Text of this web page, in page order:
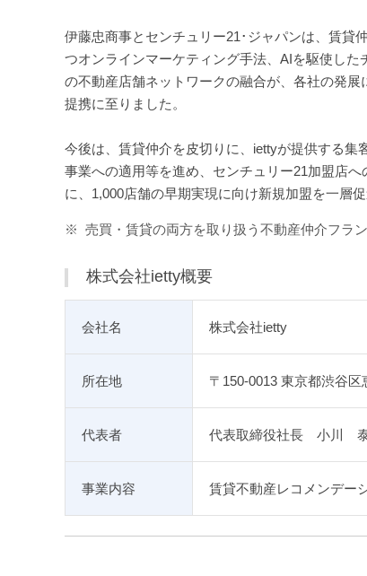
伊藤忠商事とセンチュリー21･ジャパンは、賃貸
つオンラインマーケティング手法、AIを駆使し
の不動産店舗ネットワークの融合が、各社の発
提携に至りました。
今後は、賃貸仲介を皮切りに、iettyが提供する集
事業への適用等を進め、センチュリー21加盟店
に、1,000店舗の早期実現に向け新規加盟を一層促
※ 売買・賃貸の両方を取り扱う不動産仲介フラ
株式会社ietty概要
会社名 株式会社ietty
所在地 〒150-0013 東京都渋谷
代表者 代表取締役社長 小川
事業内容 賃貸不動産レコメンデー